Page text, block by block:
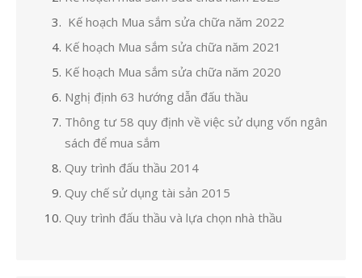
Kế hoạch Mua sắm sửa chữa năm 2022
Kế hoạch Mua sắm sửa chữa năm 2021
Kế hoạch Mua sắm sửa chữa năm 2020
Nghị định 63 hướng dẫn đấu thầu
Thông tư 58 quy định về việc sử dụng vốn ngân
sách để mua sắm
Quy trình đấu thầu 2014
Quy chế sử dụng tài sản 2015
Quy trình đấu thầu và lựa chọn nhà thầu